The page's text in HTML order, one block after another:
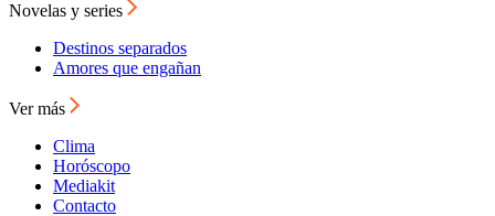
Novelas y series
Destinos separados
Amores que engañan
Ver más
Clima
Horóscopo
Mediakit
Contacto